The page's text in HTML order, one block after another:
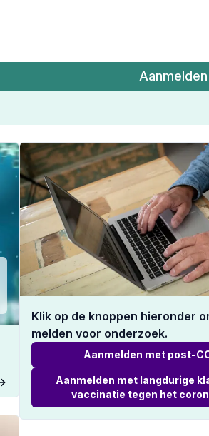
Aanmelden
Klik op de knoppen hieronder
melden voor onderzoek.
Aanmelden met post-
Aanmelden met langdurige
vaccinatie tegen het